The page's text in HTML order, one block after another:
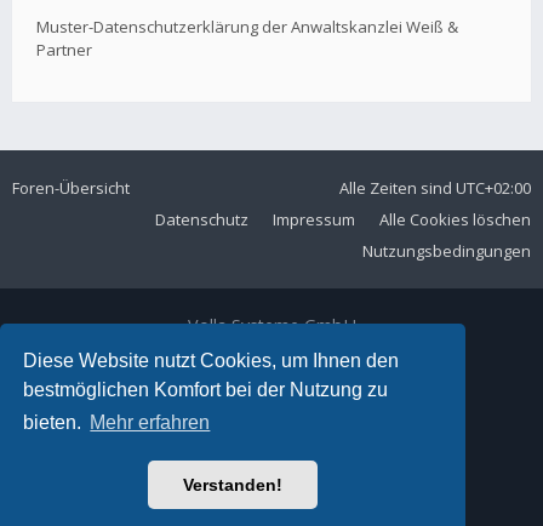
Diese Website nutzt Cookies, um Ihnen den
bestmöglichen Komfort bei der Nutzung zu
bieten. Mehr erfahren
Verstanden!
Muster-Datenschutzerklärung der Anwaltskanzlei Weiß &
Partner
Foren-Übersicht Alle Zeiten sind UTC+02:00
Alle Cookies löschen
Impressum
Datenschutz
Nutzungsbedingungen
Volla Systeme GmbH
Kölner Straße 102
42897 Remscheid
Telefon:+49 2191 59897 61
E-Mail:
Ariki Theme by